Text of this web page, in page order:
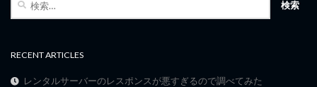
RECENT ARTICLES
レンタルサーバーのレスポンスが悪すぎるので調べてみた